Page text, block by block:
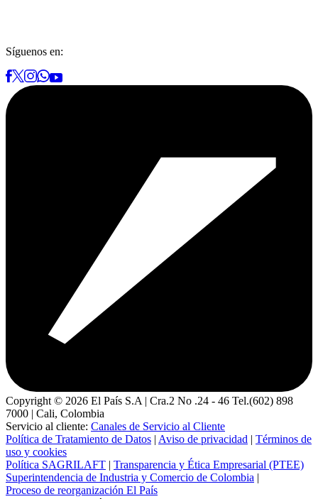
Síguenos en:
Copyright © 2026 El País S.A | Cra.2 No .24 - 46 Tel.(602) 898
7000 | Cali, Colombia
Servicio al cliente: Canales de Servicio al Cliente
Política de Tratamiento de Datos | Aviso de privacidad | Términos de
uso y cookies
Política SAGRILAFT | Transparencia y Ética Empresarial (PTEE)
Superintendencia de Industria y Comercio de Colombia |
Proceso de reorganización El País